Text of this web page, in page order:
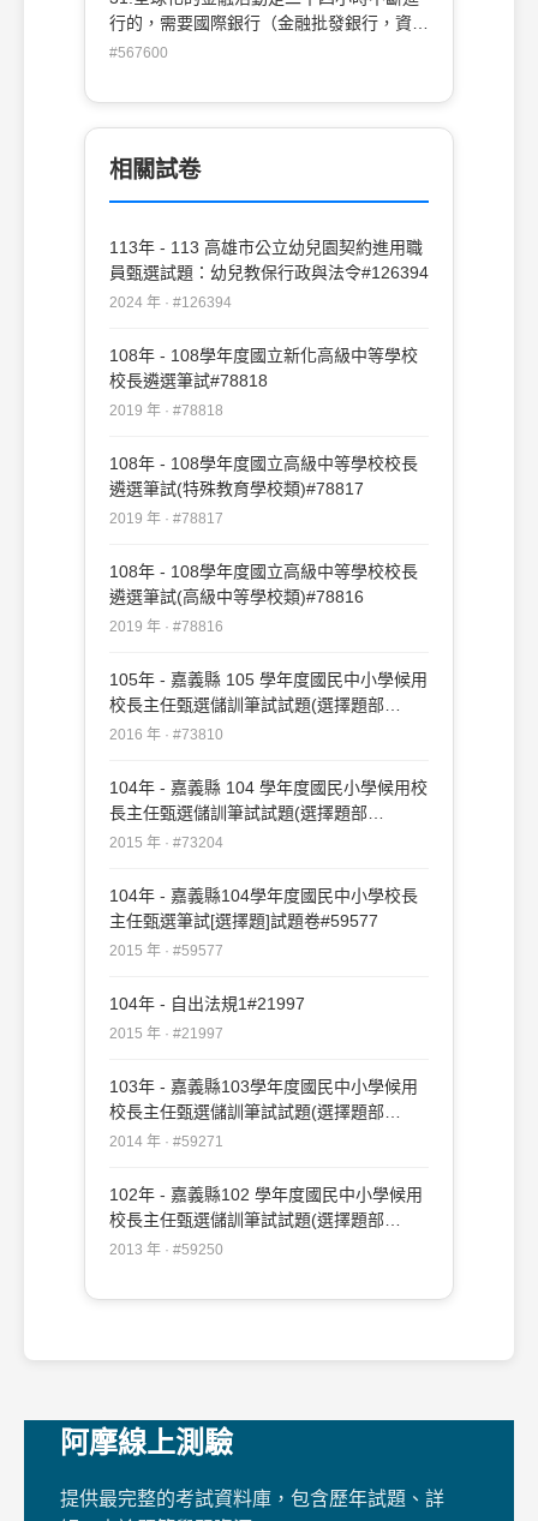
行的，需要國際銀行（金融批發銀行，資金
收支最終結算銀行）相互間緊密不輟的業務
的地位，最可能的競爭對手應是： (A)倫敦
(B)紐約 (C)上海 (D)新德里
#567600
相關試卷
113年 - 113 高雄市公立幼兒園契約進用職
員甄選試題：幼兒教保行政與法令#126394
2024 年 · #126394
108年 - 108學年度國立新化高級中等學校
校長遴選筆試#78818
2019 年 · #78818
108年 - 108學年度國立高級中等學校校長
遴選筆試(特殊教育學校類)#78817
2019 年 · #78817
108年 - 108學年度國立高級中等學校校長
遴選筆試(高級中等學校類)#78816
2019 年 · #78816
105年 - 嘉義縣 105 學年度國民中小學候用
校長主任甄選儲訓筆試試題(選擇題部
份)#73810
2016 年 · #73810
104年 - 嘉義縣 104 學年度國民小學候用校
長主任甄選儲訓筆試試題(選擇題部
份)#73204
2015 年 · #73204
104年 - 嘉義縣104學年度國民中小學校長
主任甄選筆試[選擇題]試題卷#59577
2015 年 · #59577
104年 - 自出法規1#21997
2015 年 · #21997
103年 - 嘉義縣103學年度國民中小學候用
校長主任甄選儲訓筆試試題(選擇題部
份)#59271
2014 年 · #59271
102年 - 嘉義縣102 學年度國民中小學候用
校長主任甄選儲訓筆試試題(選擇題部
份)#59250
2013 年 · #59250
阿摩線上測驗
提供最完整的考試資料庫，包含歷年試題、詳